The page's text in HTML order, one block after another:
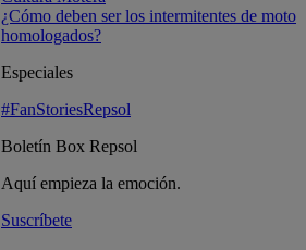
¿Cómo deben ser los intermitentes de moto
homologados?
Especiales
#FanStoriesRepsol
Boletín Box Repsol
Aquí empieza la emoción.
Suscríbete